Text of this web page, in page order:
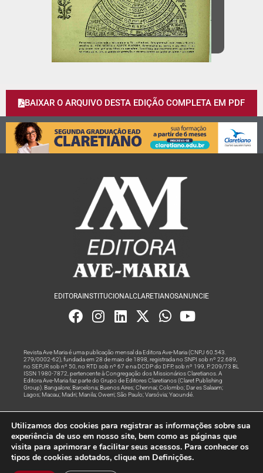
BAIXAR O ARQUIVO DESTA EDIÇÃO COMPLETA EM PDF
EDITORA INSTITUCIONALCLARETIANOSANUNCIE
Revista Ave Maria é uma publicação mensal da Editora Ave-Maria (CNPJ 60.543.
279/0002-62), fundada em 28 de maio de 1898, registrada no SNPI sob nº 22.689,
no SEPJR sob nº 50, no RTD sob nº 67 e na DCDP do DFP, sob nº 199, P. 209/73 BL
ISSN 1980-7872, pertencente à Congregação dos Missionários Claretianos. A
Editora Ave-Maria faz parte do Grupo de Editores Claretianos (Claret Publishing
Group). Bangalore; Barcelona; Buenos Aires; Chennai; Colombo; Dar es Salaam;
Lagos; Macau; Madri; Manila; Owerri; São Paulo; Varsóvia; Yaoundé.
Rede
© Todos os Direitos Reservados
Utilizamos dos cookies para registrar as informações sobre sua
experiência de uso em nosso site, bem como as páginas que
visita para aprimorar e facilitar seus acessos. Para conhecer os
tipos de cookies adotados, clique em Definições.